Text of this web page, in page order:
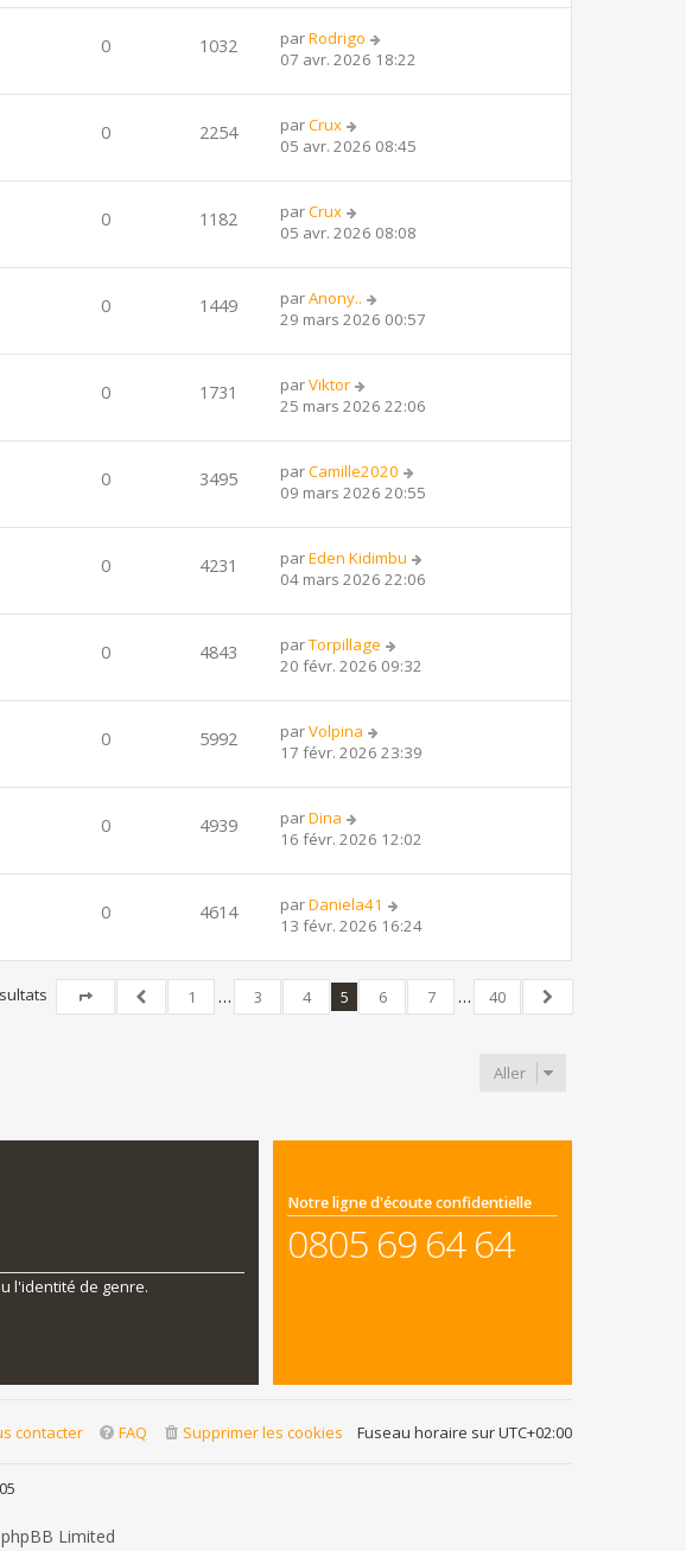
0 1032 parRodrigo
07 avr. 2026 18:22
0 2254 parCrux
05 avr. 2026 08:45
0 1182 parCrux
05 avr. 2026 08:08
0 1449 parAnony..
29 mars 2026 00:57
0 1731 parViktor
25 mars 2026 22:06
0 3495 parCamille2020
09 mars 2026 20:55
0 4231 parEden Kidimbu
04 mars 2026 22:06
0 4843 parTorpillage
20 févr. 2026 09:32
0 5992 parVolpina
17 févr. 2026 23:39
0 4939 parDina
16 févr. 2026 12:02
0 4614 parDaniela41
13 févr. 2026 16:24
Page5sur40
Précédent
1 … 3 4 5 6 7 …
40
Suivant
Aller
l'identité de genre.
Notre ligne d'écoute confidentielle
0805 69 64 64
Fuseau horaire surUTC+02:00
Supprimer les cookies
FAQ
contacter
Limited